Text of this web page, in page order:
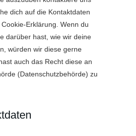
dich auf die Kontaktdaten
Erklärung. Wenn du
darüber hast, wie wir deine
würden wir diese gerne
auch das Recht diese an
(Datenschutzbehörde) zu